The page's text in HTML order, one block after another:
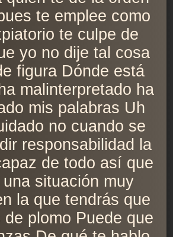
te emplee como
te culpe de
yo no dije tal cosa
figura Dónde está
malinterpretado ha
mis palabras Uh
no cuando se
responsabilidad la
de todo así que
situación muy
la que tendrás que
plomo Puede que